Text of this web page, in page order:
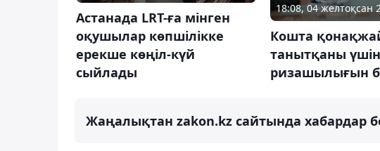
Астанада LRT-ға мінген
оқушылар көпшілікке
ерекше көңіл-күй
сыйлады
18:08, 04 желтоқсан
Кошта
танытқаны
ризашылығын
Жаңалықтан zakon.kz сайтында хабардар